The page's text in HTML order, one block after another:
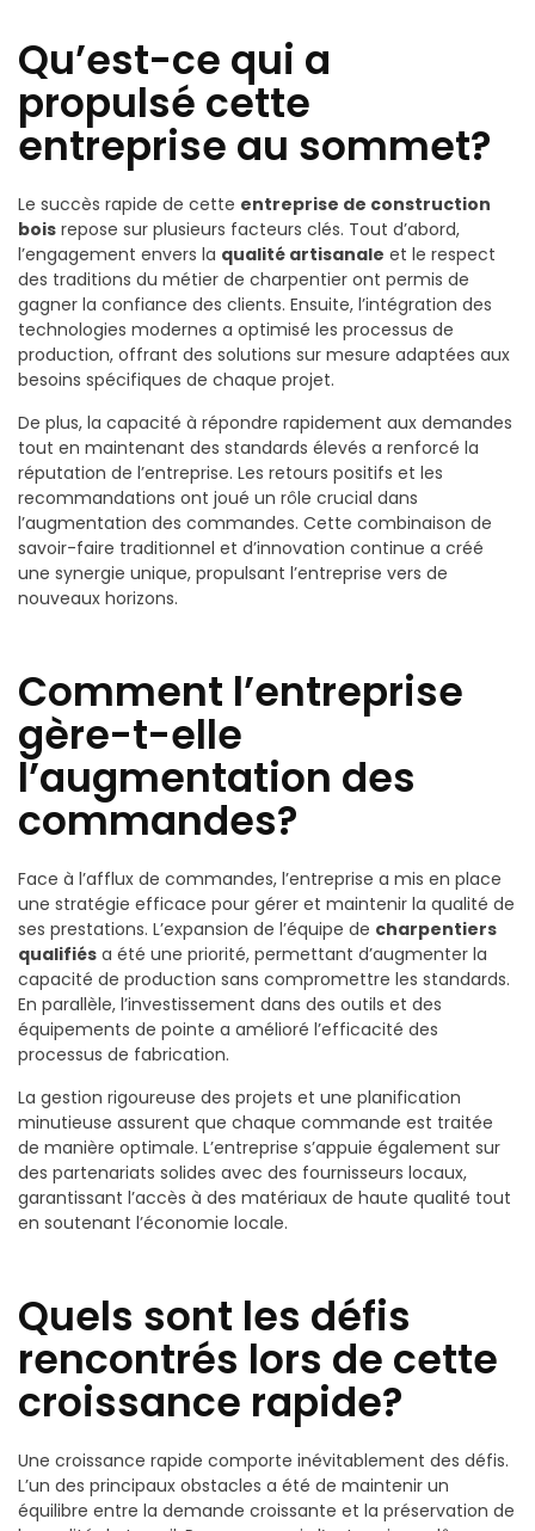
Qu’est-ce qui a
propulsé cette
entreprise au sommet?
Le succès rapide de cette entreprise de construction
bois repose sur plusieurs facteurs clés. Tout d’abord,
l’engagement envers la qualité artisanale et le respect
des traditions du métier de charpentier ont permis de
gagner la confiance des clients. Ensuite, l’intégration des
technologies modernes a optimisé les processus de
production, offrant des solutions sur mesure adaptées aux
besoins spécifiques de chaque projet.
De plus, la capacité à répondre rapidement aux demandes
tout en maintenant des standards élevés a renforcé la
réputation de l’entreprise. Les retours positifs et les
recommandations ont joué un rôle crucial dans
l’augmentation des commandes. Cette combinaison de
savoir-faire traditionnel et d’innovation continue a créé
une synergie unique, propulsant l’entreprise vers de
nouveaux horizons.
Comment l’entreprise
gère-t-elle
l’augmentation des
commandes?
Face à l’afflux de commandes, l’entreprise a mis en place
une stratégie efficace pour gérer et maintenir la qualité de
ses prestations. L’expansion de l’équipe de charpentiers
qualifiés a été une priorité, permettant d’augmenter la
capacité de production sans compromettre les standards.
En parallèle, l’investissement dans des outils et des
équipements de pointe a amélioré l’efficacité des
processus de fabrication.
La gestion rigoureuse des projets et une planification
minutieuse assurent que chaque commande est traitée
de manière optimale. L’entreprise s’appuie également sur
des partenariats solides avec des fournisseurs locaux,
garantissant l’accès à des matériaux de haute qualité tout
en soutenant l’économie locale.
Quels sont les défis
rencontrés lors de cette
croissance rapide?
Une croissance rapide comporte inévitablement des défis.
L’un des principaux obstacles a été de maintenir un
équilibre entre la demande croissante et la préservation de